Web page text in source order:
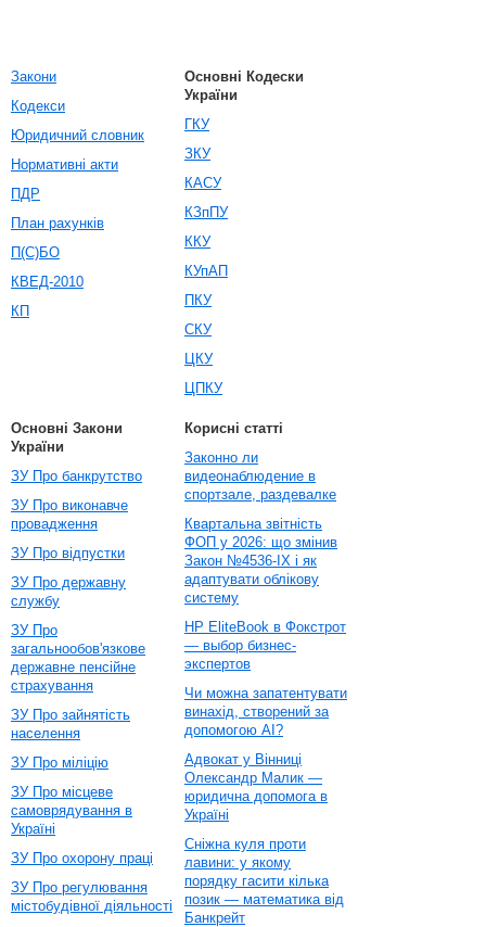
Закони
Кодекси
Юридичний словник
Нормативні акти
ПДР
План рахунків
П(С)БО
КВЕД-2010
КП
Основні Кодески
України
ГКУ
ЗКУ
КАСУ
КЗпПУ
ККУ
КУпАП
ПКУ
СКУ
ЦКУ
ЦПКУ
Основні Закони
України
ЗУ Про банкрутство
ЗУ Про виконавче
провадження
ЗУ Про відпустки
ЗУ Про державну
службу
ЗУ Про
загальнообов'язкове
державне пенсійне
страхування
ЗУ Про зайнятість
населення
ЗУ Про міліцію
ЗУ Про місцеве
самоврядування в
Україні
ЗУ Про охорону праці
ЗУ Про регулювання
містобудівної діяльності
Корисні статті
Законно ли
видеонаблюдение в
спортзале, раздевалке
Квартальна звітність
ФОП у 2026: що змінив
Закон №4536-IX і як
адаптувати облікову
систему
HP EliteBook в Фокстрот
— выбор бизнес-
экспертов
Чи можна запатентувати
винахід, створений за
допомогою AI?
Адвокат у Вінниці
Олександр Малик —
юридична допомога в
Україні
Сніжна куля проти
лавини: у якому
порядку гасити кілька
позик — математика від
Банкрейт